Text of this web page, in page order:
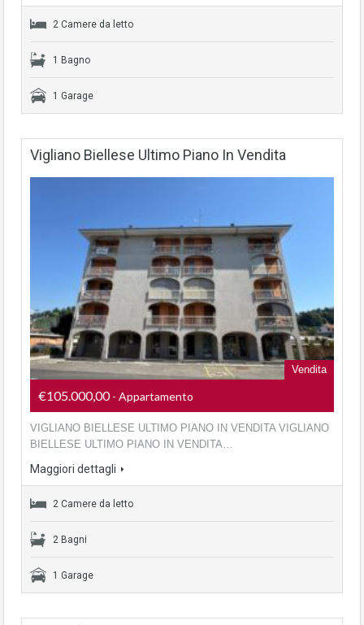
2 Camere da letto
1 Bagno
1 Garage
Vigliano Biellese Ultimo Piano In Vendita
Vendita
€105.000,00- Appartamento
VIGLIANO BIELLESE ULTIMO PIANO IN VENDITA VIGLIANO
BIELLESE ULTIMO PIANO IN VENDITA…
Maggiori dettagli
2 Camere da letto
2 Bagni
1 Garage